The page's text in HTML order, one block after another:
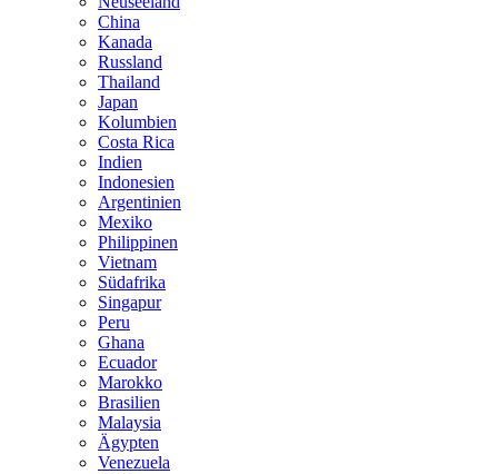
China
Kanada
Russland
Thailand
Japan
Kolumbien
Costa Rica
Indien
Indonesien
Argentinien
Mexiko
Philippinen
Vietnam
Südafrika
Singapur
Peru
Ghana
Ecuador
Marokko
Brasilien
Malaysia
Ägypten
Venezuela